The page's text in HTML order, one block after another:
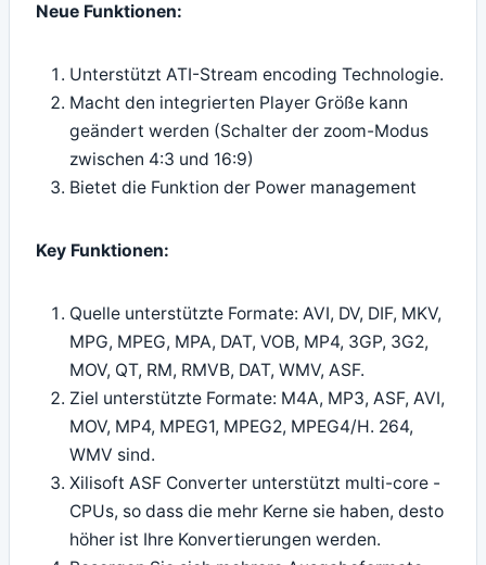
Neue Funktionen:
Unterstützt ATI-Stream encoding Technologie.
Macht den integrierten Player Größe kann
geändert werden (Schalter der zoom-Modus
zwischen 4:3 und 16:9)
Bietet die Funktion der Power management
Key Funktionen:
Quelle unterstützte Formate: AVI, DV, DIF, MKV,
MPG, MPEG, MPA, DAT, VOB, MP4, 3GP, 3G2,
MOV, QT, RM, RMVB, DAT, WMV, ASF.
Ziel unterstützte Formate: M4A, MP3, ASF, AVI,
MOV, MP4, MPEG1, MPEG2, MPEG4/H. 264,
WMV sind.
Xilisoft ASF Converter unterstützt multi-core -
CPUs, so dass die mehr Kerne sie haben, desto
höher ist Ihre Konvertierungen werden.